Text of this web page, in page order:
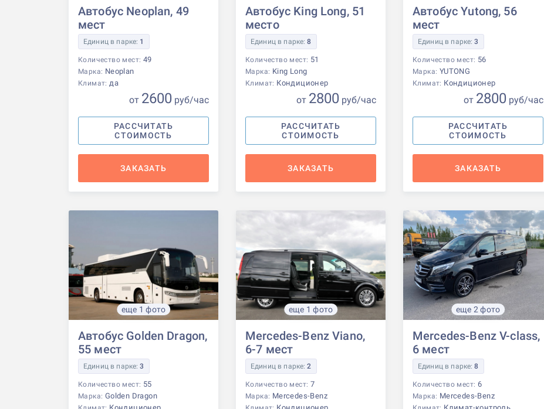
Автобус Neoplan, 49
мест
Единиц в парке: 1
Количество мест: 49
Марка: Neoplan
Климат:да
от 2600 руб/час
РАССЧИТАТЬ
СТОИМОСТЬ
ЗАКАЗАТЬ
Автобус King Long, 51
место
Единиц в парке:8
Количество мест: 51
Марка: King Long
Климат: Кондиционер
от 2800 руб/час
РАССЧИТАТЬ
СТОИМОСТЬ
ЗАКАЗАТЬ
Автобус Yutong, 56
мест
Единиц в парке:3
Количество мест: 56
Марка: YUTONG
Климат: Кондиционер
от 2800 руб/час
РАССЧИТАТЬ
СТОИМОСТЬ
ЗАКАЗАТЬ
еще 1 фото
Автобус Golden Dragon,
55 мест
Единиц в парке:3
Количество мест: 55
Марка: Golden Dragon
еще 1 фото
Mercedes-Benz Viano,
6-7 мест
Единиц в парке:2
Количество мест: 7
Марка: Mercedes-Benz
еще 2 фото
Mercedes-Benz V-class,
6 мест
Единиц в парке:8
Количество мест: 6
Марка: Mercedes-Benz